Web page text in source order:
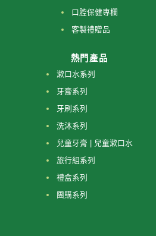
口腔保健專欄
客製禮贈品
熱門產品
漱口水系列
牙膏系列
牙刷系列
洗沐系列
兒童牙膏 | 兒童漱口水
旅行組系列
禮盒系列
團購系列